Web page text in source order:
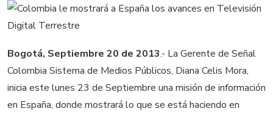
Bogotá, Septiembre 20 de 2013.- La Gerente de Señal
Colombia Sistema de Medios Públicos, Diana Celis Mora,
inicia este lunes 23 de Septiembre una misión de información
en España, donde mostrará lo que se está haciendo en